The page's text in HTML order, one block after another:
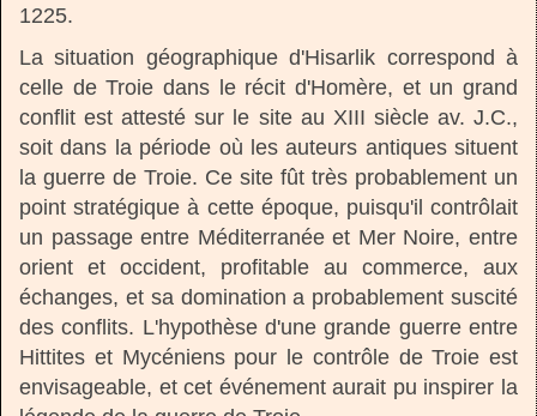
1225.
La situation géographique d'Hisarlik correspond à
celle de Troie dans le récit d'Homère, et un grand
conflit est attesté sur le site au XIII siècle av. J.C.,
soit dans la période où les auteurs antiques situent
la guerre de Troie. Ce site fût très probablement un
point stratégique à cette époque, puisqu'il contrôlait
un passage entre Méditerranée et Mer Noire, entre
orient et occident, profitable au commerce, aux
échanges, et sa domination a probablement suscité
des conflits. L'hypothèse d'une grande guerre entre
Hittites et Mycéniens pour le contrôle de Troie est
envisageable, et cet événement aurait pu inspirer la